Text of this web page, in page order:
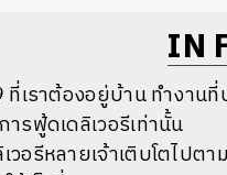
IN
เราต้องอยู่บ้าน ทำงาน
รฟู้ดเดลิเวอรีเท่านั้น
วอรีหลายเจ้าเติบโตไป